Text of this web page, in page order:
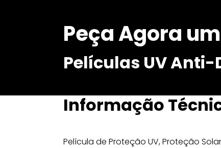
Peça Agora
Películas UV
Informação
Película de Proteção UV, Proteção